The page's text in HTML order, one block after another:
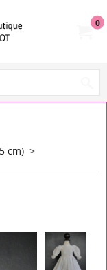
0
cm) >